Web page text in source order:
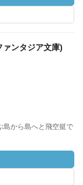
ンタジア文庫)
島から島へと飛空挺で